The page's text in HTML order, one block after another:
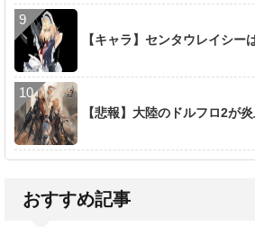
【キャラ】センタウレイシ
【悲報】大陸のドルフロ2が
おすすめ記事